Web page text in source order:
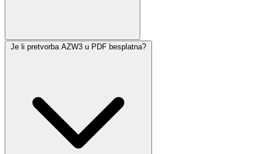
Je li pretvorba AZW3 u PDF besplatna?